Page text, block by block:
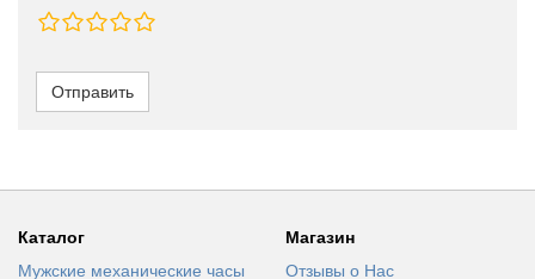
Отправить
Каталог
Мужские механические часы
Магазин
Отзывы о Нас